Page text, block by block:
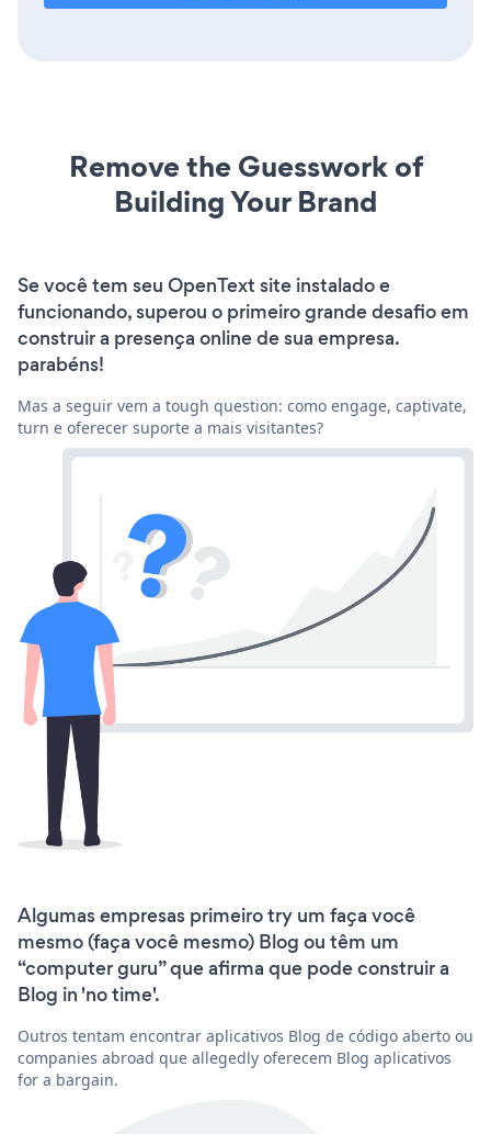
Remove the Guesswork of
Building Your Brand
Se você tem seu OpenText site instalado e
funcionando, superou o primeiro grande desafio em
construir a presença online de sua empresa.
parabéns!
Mas a seguir vem a tough question: como engage, captivate,
turn e oferecer suporte a mais visitantes?
Algumas empresas primeiro try um faça você
mesmo (faça você mesmo) Blog ou têm um
“computer guru” que afirma que pode construir a
Blog in 'no time'.
Outros tentam encontrar aplicativos Blog de código aberto ou
companies abroad que allegedly oferecem Blog aplicativos
for a bargain.